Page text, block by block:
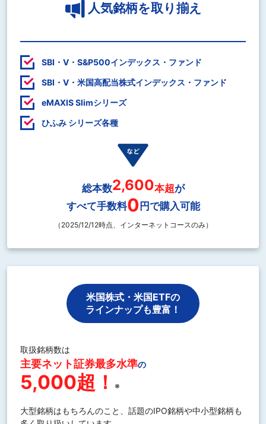
人気銘柄を取り揃え
SBI・V・S&P500インデックス・ファンド
SBI・V・米国高配当株式インデックス・ファンド
eMAXIS Slimシリーズ
ひふみ シリーズ各種
総本数2,600本超が
すべて手数料0 円で購入可能
（2025/12/12時点、インターネットコースのみ）
米国株式・米国ETFの
ラインナップも豊富！
取扱銘柄数は
主要ネット証券最多水準の
5,000超！ ※
大型銘柄はもちろんのこと、話題のIPO銘柄や中小型銘柄も